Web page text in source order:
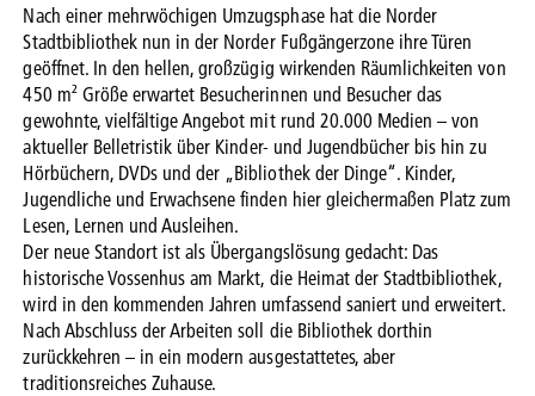
Nach einer mehrwöchigen Umzugsphase hat die Norder
Stadtbibliothek nun in der Norder Fußgängerzone ihre Türen
geöffnet. In den hellen, großzügig wirkenden Räumlichkeiten von
450 m² Größe erwartet Besucherinnen und Besucher das
gewohnte, vielfältige Angebot mit rund 20.000 Medien – von
aktueller Belletristik über Kinder- und Jugendbücher bis hin zu
Hörbüchern, DVDs und der „Bibliothek der Dinge“. Kinder,
Jugendliche und Erwachsene finden hier gleichermaßen Platz zum
Lesen, Lernen und Ausleihen.
Der neue Standort ist als Übergangslösung gedacht: Das
historische Vossenhus am Markt, die Heimat der Stadtbibliothek,
wird in den kommenden Jahren umfassend saniert und erweitert.
Nach Abschluss der Arbeiten soll die Bibliothek dorthin
zurückkehren – in ein modern ausgestattetes, aber
traditionsreiches Zuhause.